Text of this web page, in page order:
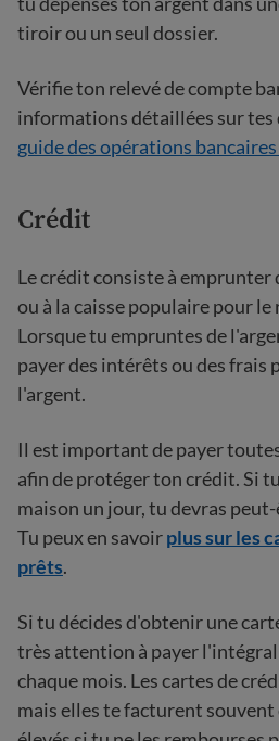
tiroir ou un seul dossier.
Vérifie ton relevé de compte
informations détaillées sur tes
guide des opérations
Crédit
Le crédit consiste à emprunter
ou à la caisse populaire pour
Lorsque tu empruntes de
payer des intérêts ou des frais
l'argent.
Il est important de payer
afin de protéger ton crédit. Si
maison un jour, tu devras
Tu peux en savoirplus sur les
prêts.
Si tu décides d'obtenir une
très attention à payer
chaque mois. Les cartes de
mais elles te facturent